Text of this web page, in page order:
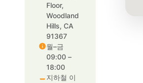
Floor,
Woodland
Hills, CA
91367
월–금
09:00 –
18:00
지하철 이